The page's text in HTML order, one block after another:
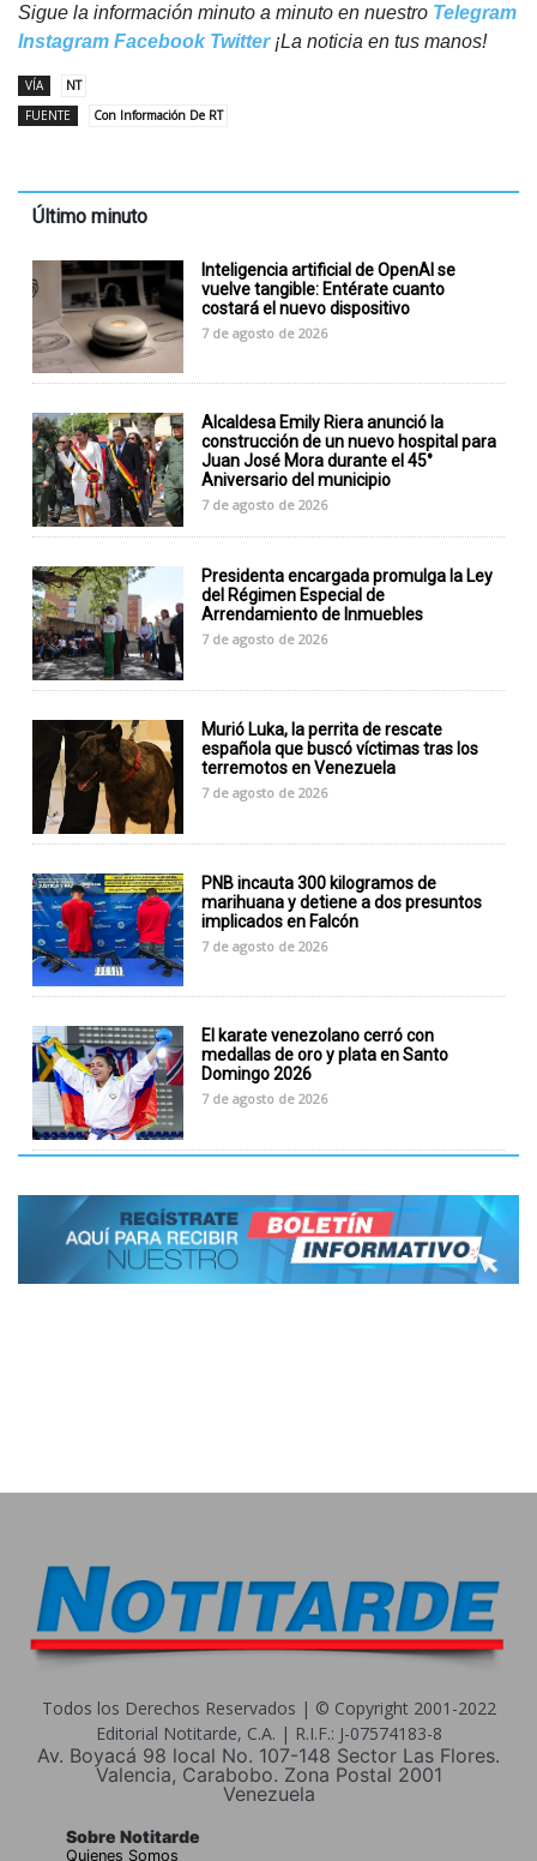
Sigue la información minuto a minuto en nuestro Telegram
Instagram Facebook Twitter¡La noticia en tus manos!
VÍA
NT
FUENTE
Con Información De RT
Último minuto
Inteligencia artificial de OpenAI se
vuelve tangible: Entérate cuanto
costará el nuevo dispositivo
7 de agosto de 2026
Alcaldesa Emily Riera anunció la
construcción de un nuevo hospital para
Juan José Mora durante el 45°
Aniversario del municipio
7 de agosto de 2026
Presidenta encargada promulga la Ley
del Régimen Especial de
Arrendamiento de Inmuebles
7 de agosto de 2026
Murió Luka, la perrita de rescate
española que buscó víctimas tras los
terremotos en Venezuela
7 de agosto de 2026
PNB incauta 300 kilogramos de
marihuana y detiene a dos presuntos
implicados en Falcón
7 de agosto de 2026
El karate venezolano cerró con
medallas de oro y plata en Santo
Domingo 2026
7 de agosto de 2026
Todos los Derechos Reservados | © Copyright 2001-2022
Editorial Notitarde, C.A. | R.I.F.: J-07574183-8
Av. Boyacá 98 local No. 107-148 Sector Las Flores.
Valencia, Carabobo. Zona Postal 2001
Venezuela
Sobre Notitarde
Quienes Somos